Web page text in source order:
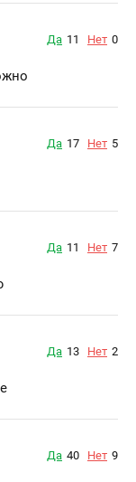
Да 11 Нет 0
Да 17 Нет 5
Да 11 Нет 7
Да 13 Нет 2
Да 40 Нет 9